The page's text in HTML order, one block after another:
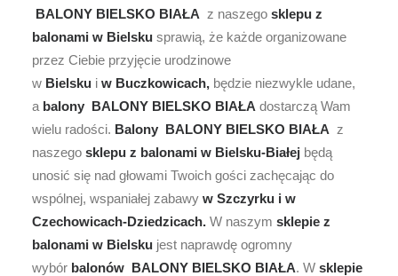
BALONY BIELSKO BIAŁA z naszego sklepu z
balonami w Bielsku sprawią, że każde organizowane
przez Ciebie przyjęcie urodzinowe
w Bielsku i w Buczkowicach, będzie niezwykle udane,
a balony BALONY BIELSKO BIAŁA dostarczą Wam
wielu radości. Balony BALONY BIELSKO BIAŁA z
naszego sklepu z balonami w Bielsku-Białej będą
unosić się nad głowami Twoich gości zachęcając do
wspólnej, wspaniałej zabawy w Szczyrku i w
Czechowicach-Dziedzicach. W naszym sklepie z
balonami w Bielsku jest naprawdę ogromny
wybór balonów BALONY BIELSKO BIAŁA. W sklepie